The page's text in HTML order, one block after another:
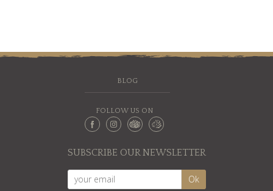
BLOG
FOLLOW US ON
SUBSCRIBE OUR NEWSLETTER